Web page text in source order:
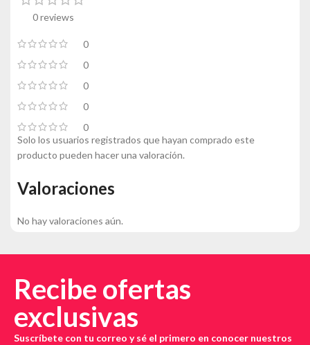
0 reviews
0
0
0
0
0
Valoraciones
No hay valoraciones aún.
Solo los usuarios registrados que hayan comprado este
producto pueden hacer una valoración.
Recibe ofertas
exclusivas
Suscríbete con tu correo y sé el primero en conocer nuestros